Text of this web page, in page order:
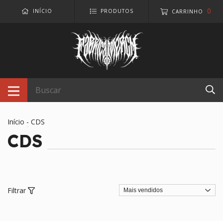
INÍCIO PRODUTOS CARRINHO 0
Início - CDS
CDS
Filtrar